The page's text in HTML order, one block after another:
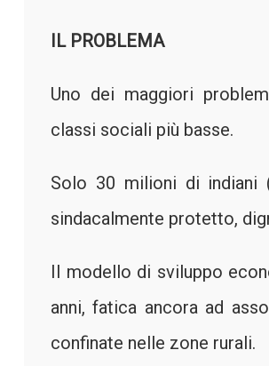
IL PROBLEMA
Uno dei maggiori
classi sociali più basse.
Solo 30 milioni di indiani
sindacalmente protetto,
Il modello di sviluppo
anni, fatica ancora ad
confinate nelle zone rurali.